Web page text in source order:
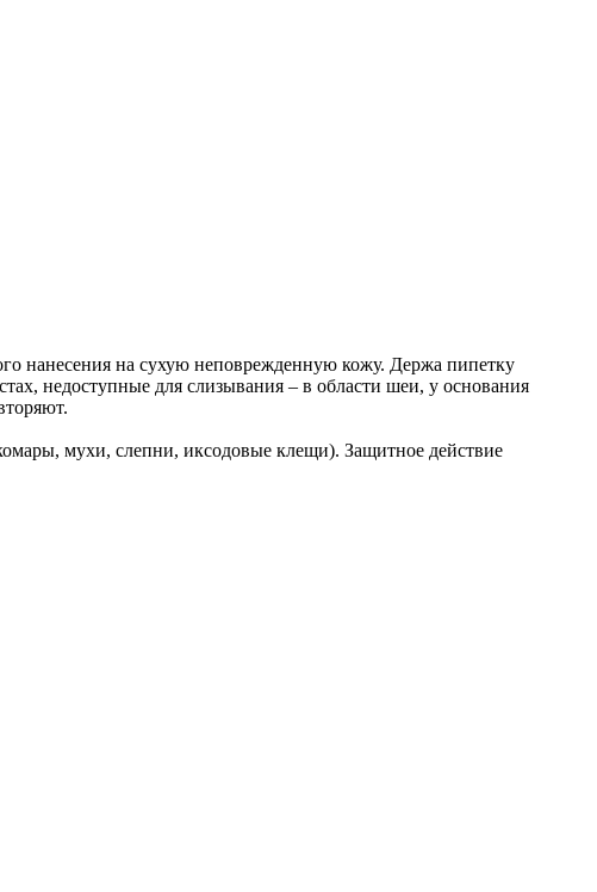
нанесения на сухую неповрежденную кожу. Держа пипетку
недоступные для слизывания – в области шеи, у основания
мухи, слепни, иксодовые клещи). Защитное действие